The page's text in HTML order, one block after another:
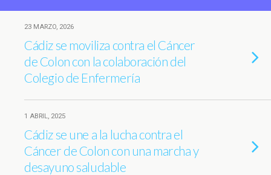
23 MARZO, 2026
Cádiz se moviliza contra el Cáncer
de Colon con la colaboración del
Colegio de Enfermería
1 ABRIL, 2025
Cádiz se une a la lucha contra el
Cáncer de Colon con una marcha y
desayuno saludable